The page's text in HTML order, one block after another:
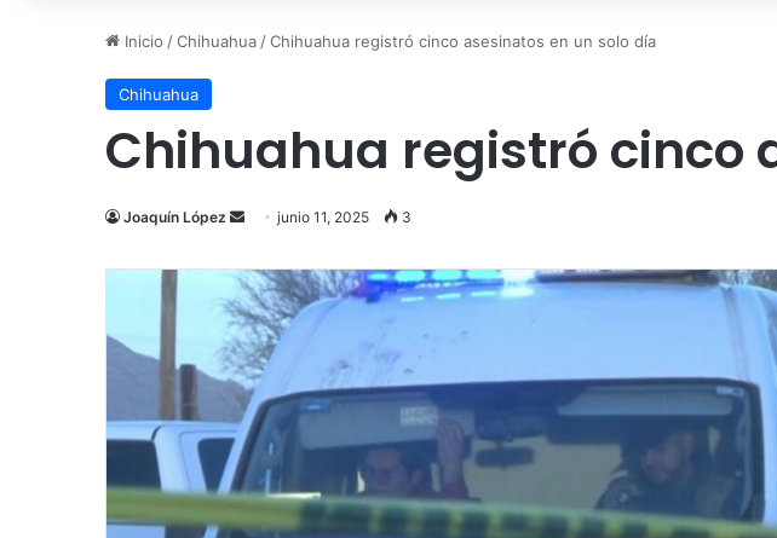
Inicio /Chihuahua /Chihuahua registró cinco asesinatos en un solo día
Chihuahua
Chihuahua registró cinco
Joaquín López
Send
email
junio 11, 2025 3